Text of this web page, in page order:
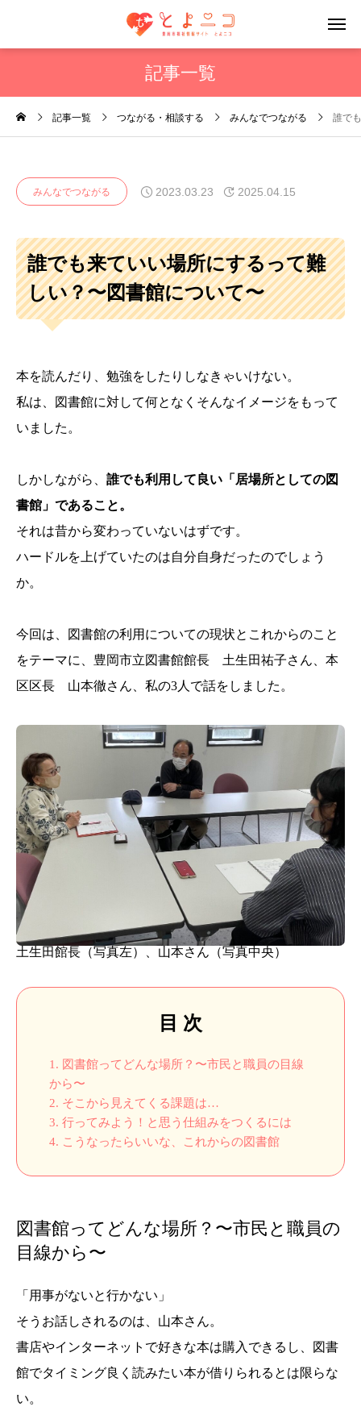
記事一覧
記事一覧 つながる・相談する みんなでつながる 誰で
みんなでつながる 2023.03.23 2025.04.15
誰でも来ていい場所にするって難
しい？〜図書館について〜
本を読んだり、勉強をしたりしなきゃいけない。
私は、図書館に対して何となくそんなイメージをもって
いました。
しかしながら、 誰でも利用して良い「居場所としての図
書館」であること。
それは昔から変わっていないはずです。
ハードルを上げていたのは自分自身だったのでしょう
か。
今回は、図書館の利用についての現状とこれからのこと
をテーマに、豊岡市立図書館館長 土生田祐子さん、本
区区長 山本徹さん、私の3人で話をしました。
土生田館長（写真左）、山本さん（写真中央）
目 次
1. 図書館ってどんな場所？〜市民と職員の目線
から〜
2. そこから見えてくる課題は…
3. 行ってみよう！と思う仕組みをつくるには
4. こうなったらいいな、これからの図書館
図書館ってどんな場所？〜市民と職員の
目線から〜
「用事がないと行かない」
そうお話しされるのは、山本さん。
書店やインターネットで好きな本は購入できるし、図書
館でタイミング良く読みたい本が借りられるとは限らな
い。